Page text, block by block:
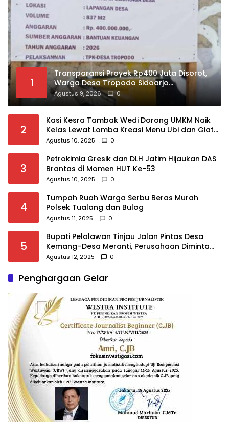
1
Transparansi Proyek Rp400 Juta Disorot,
Warga Desa Tropodo Sidoarjo
Pertanyakan Kejelasan Anggaran
Lapangan Olahraga
Agustus 9, 2026 0
2
Kasi Kesra Tambak Wedi Dorong UMKM Naik
Kelas Lewat Lomba Kreasi Menu Ubi dan Giat
KSH Meriahkan HUT RI
Agustus 10, 2025 0
3
Petrokimia Gresik dan DLH Jatim Hijaukan DAS
Brantas di Momen HUT Ke-53
Agustus 10, 2025 0
4
Tumpah Ruah Warga Serbu Beras Murah
Polsek Tualang dan Bulog
Agustus 11, 2025 0
5
Bupati Pelalawan Tinjau Jalan Pintas Desa
Kemang–Desa Meranti, Perusahaan Diminta
Berpartisipasi
Agustus 12, 2025 0
Penghargaan Gelar